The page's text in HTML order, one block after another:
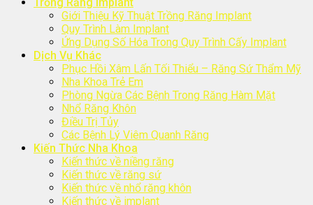
Giới Thiệu Kỹ Thuật Trồng Răng Implant
Quy Trình Làm Implant
Ứng Dụng Số Hóa Trong Quy Trình Cấy Implant
Dịch Vụ Khác
Phục Hồi Xâm Lấn Tối Thiểu – Răng Sứ Thẩm Mỹ
Nha Khoa Trẻ Em
Phòng Ngừa Các Bệnh Trong Răng Hàm Mặt
Nhổ Răng Khôn
Điều Trị Tủy
Các Bệnh Lý Viêm Quanh Răng
Kiến Thức Nha Khoa
Kiến thức về niềng răng
Kiến thức về răng sứ
Kiến thức về nhổ răng khôn
Kiến thức về implant